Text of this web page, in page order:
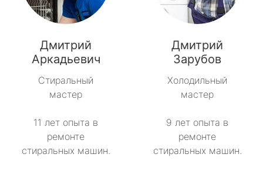
Дмитрий
Аркадьевич
Стиральный
мастер
11 лет опыта в
ремонте
стиральных машин.
Дмитрий
Зарубов
Холодильный
мастер
9 лет опыта в
ремонте
стиральных машин.